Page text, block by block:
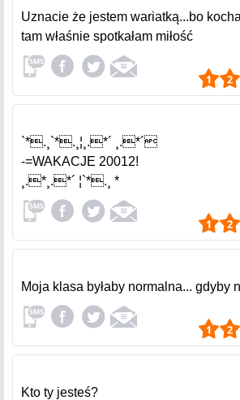
Uznacie że jestem wariatką...bo
tam właśnie spotkałam miłość
`*.¸`*.¸¦¸.*´ ¸.*´
-=WAKACJE 20012!
¸.*¸.*´ ¦`*.¸ *
Moja klasa byłaby normalna... gdyby
Kto ty jesteś?